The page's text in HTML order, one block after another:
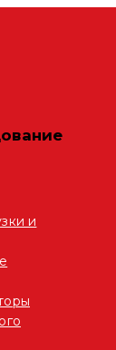
и